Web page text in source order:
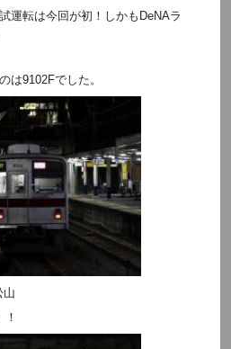
運転は今回が初！しかもDeNAラ
は9102Fでした。
山